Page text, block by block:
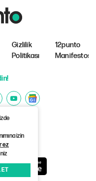
izin
ET
Gizlilik
Politikası
12punto
Manifestosu